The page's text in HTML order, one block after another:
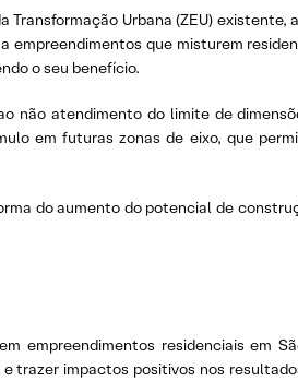
Urbana (ZEU) existente,
empreendimentos que misturem
o seu benefício.
não atendimento do limite de
em futuras zonas de eixo, que
do aumento do potencial de
empreendimentos residenciais em
trazer impactos positivos nos